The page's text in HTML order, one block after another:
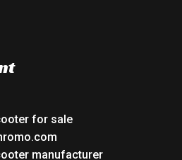
for sale
manufacturer